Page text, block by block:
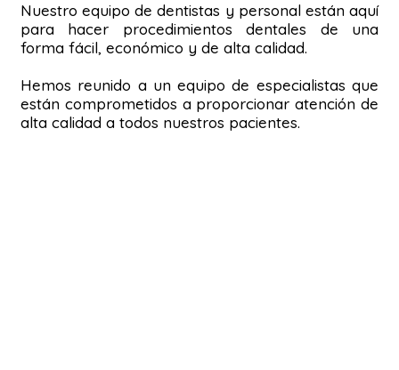
Nuestro equipo de dentistas y personal están aquí
para hacer procedimientos dentales de una
forma fácil, económico y de alta calidad.
Hemos reunido a un equipo de especialistas que
están comprometidos a proporcionar atención de
alta calidad a todos nuestros pacientes.